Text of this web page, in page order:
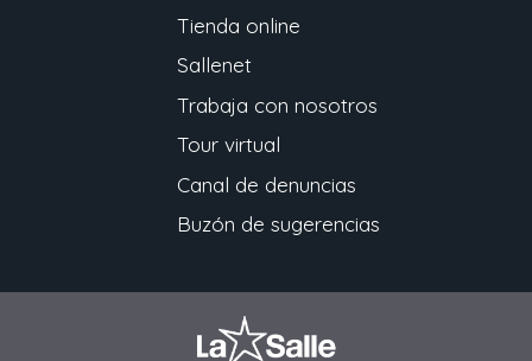
Tienda online
Sallenet
Trabaja con nosotros
Tour virtual
Canal de denuncias
Buzón de sugerencias